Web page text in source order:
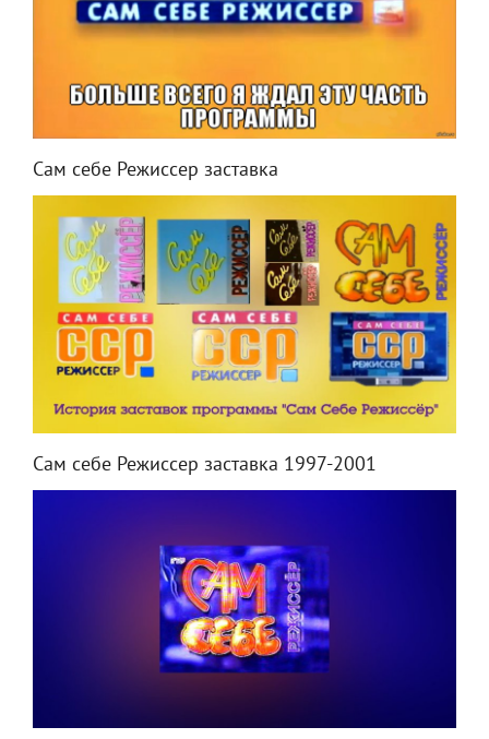
Сам себе Режиссер заставка
Сам себе Режиссер заставка 1997-2001